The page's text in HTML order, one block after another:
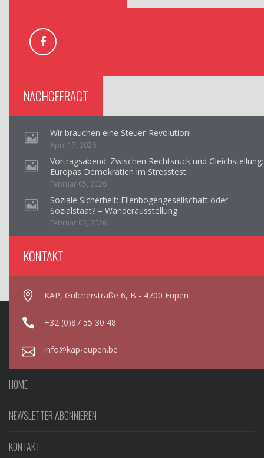
NACHGEFRAGT
Wir brauchen eine Steuer-Revolution!
April 17, 2026
Vortragsabend: Zwischen Rechtsruck und Gleichstellung:
Europas Demokratien im Stresstest
Februar 05, 2026
Soziale Sicherheit: Ellenbogengesellschaft oder
Sozialstaat? – Wanderausstellung
Februar 03, 2026
KONTAKT
KAP, Gülcherstraße 6, B - 4700 Eupen
+32 (0)87 55 30 48
info@kap-eupen.be
HOME
NEWSLETTER ABONNIEREN
KONTAKT